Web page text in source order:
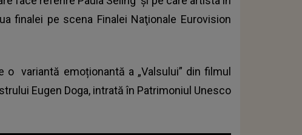
finalei pe scena Finalei Naţionale Eurovision
variantă emoționantă a „Valsului” din filmul
Eugen Doga, intrată în Patrimoniul Unesco